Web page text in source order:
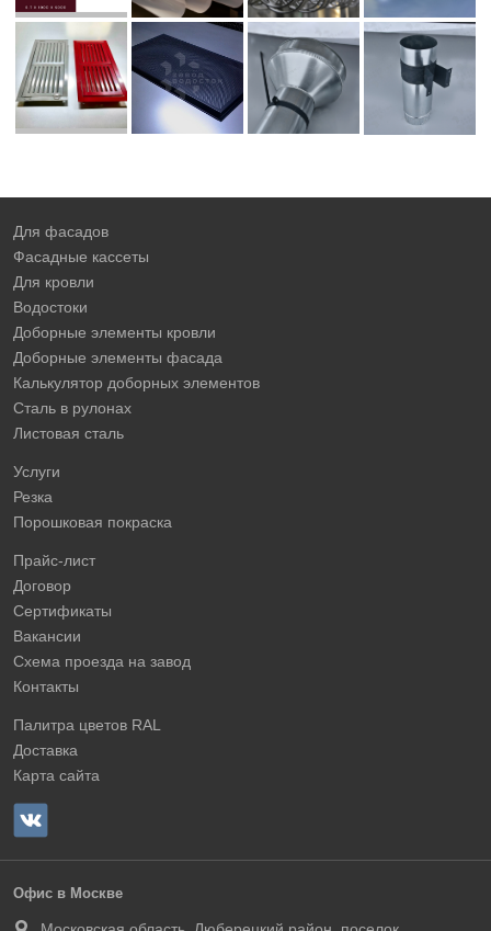
Для фасадов
Фасадные кассеты
Для кровли
Водостоки
Доборные элементы кровли
Доборные элементы фасада
Калькулятор доборных элементов
Сталь в рулонах
Листовая сталь
Услуги
Резка
Порошковая покраска
Прайс-лист
Договор
Сертификаты
Вакансии
Схема проезда на завод
Контакты
Палитра цветов RAL
Доставка
Карта сайта
Офис в Москве